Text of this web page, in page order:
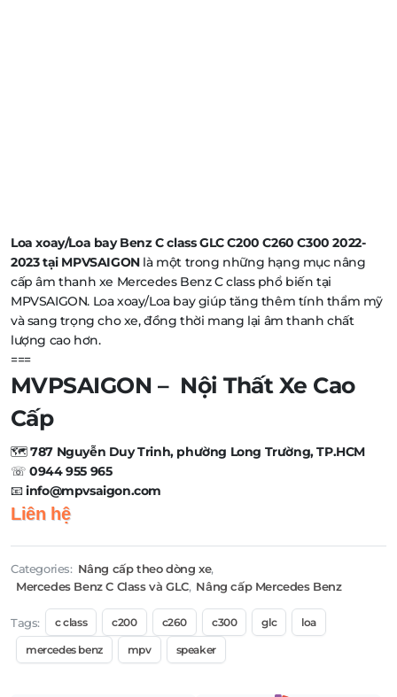
Loa xoay/Loa bay Benz C class GLC C200 C260 C300 2022-
2023 tại MPVSAIGONlà một trong những hạng mục nâng
cấp âm thanh xe Mercedes Benz C class phổ biến tại
MPVSAIGON. Loa xoay/Loa bay giúp tăng thêm tính thẩm mỹ
và sang trọng cho xe, đồng thời mang lại âm thanh chất
lượng cao hơn.
===
MVPSAIGON – Nội Thất Xe Cao
Cấp
🗺️787 Nguyễn Duy Trinh, phường Long Trường, TP.HCM
☏0944 955 965
📧info@mpvsaigon.com
Liên hệ
Categories: Nâng cấp theo dòng xe,
Mercedes Benz C Class và GLC, Nâng cấp Mercedes Benz
Tags: c class c200 c260 c300 glc loa
mercedes benz mpv speaker